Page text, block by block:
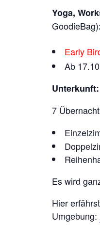
Yoga,
GoodieBag)
Early
Ab
Unterkunft:
7
Es wird
Hier
Umgebung: